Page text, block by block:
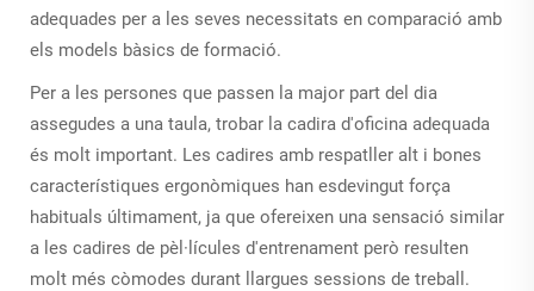
adequades per a les seves necessitats en comparació amb
els models bàsics de formació.
Per a les persones que passen la major part del dia
assegudes a una taula, trobar la cadira d'oficina adequada
és molt important. Les cadires amb respatller alt i bones
característiques ergonòmiques han esdevingut força
habituals últimament, ja que ofereixen una sensació similar
a les cadires de pèl·lícules d'entrenament però resulten
molt més còmodes durant llargues sessions de treball.